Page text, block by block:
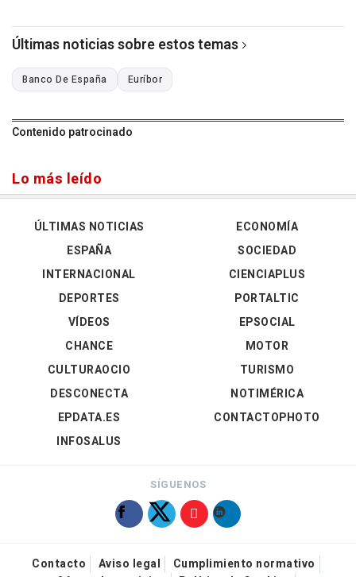
Últimas noticias sobre estos temas
Banco De España Euríbor
Contenido patrocinado
Lo más leído
ÚLTIMAS NOTICIAS
ESPAÑA
INTERNACIONAL
DEPORTES
VÍDEOS
ECONOMÍA
SOCIEDAD
CIENCIAPLUS
PORTALTIC
EPSOCIAL
CHANCE
CULTURAOCIO
DESCONECTA
EPDATA.ES
INFOSALUS
MOTOR
TURISMO
NOTIMÉRICA
CONTACTOPHOTO
SÍGUENOS
Contacto Aviso legal
Cumplimiento normativo